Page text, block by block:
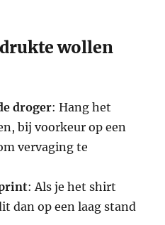
wollen
droger: Hang het
bij voorkeur op een
vervaging te
: Als je het shirt
dan op een laag stand